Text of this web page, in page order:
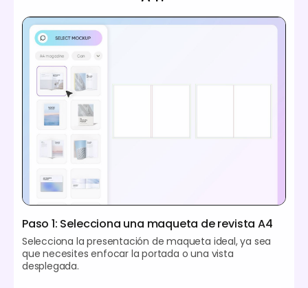
Paso 1: Selecciona una maqueta de revista A4
Selecciona la presentación de maqueta ideal, ya sea
que necesites enfocar la portada o una vista
desplegada.